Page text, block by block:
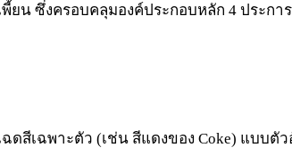
ยน ซึ่งครอบคลุมองค์ประกอบหลัก 4 ประกา
สีเฉพาะตัว (เช่น สีแดงของ Coke) แบบ